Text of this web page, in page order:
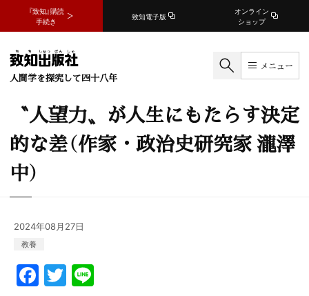
『致知』購読
手続き
致知電子版
オンライン
ショップ
人間学を探究して四十八年
メニュー
〝人望力〟が人生にもたらす決定
的な差（作家・政治史研究家 瀧澤
中）
2024年08月27日
教養
F T